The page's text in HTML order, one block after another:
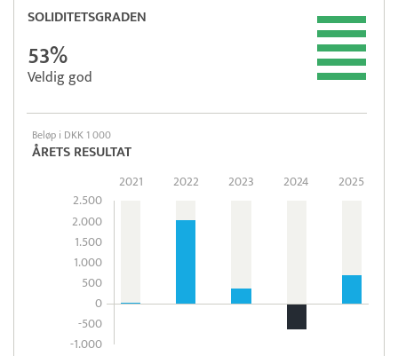
SOLIDITETSGRADEN
53%
Veldig god
Beløp i DKK 1 000
ÅRETS RESULTAT
2.500
2.000
1.500
1.000
500
0
-500
-1.000
2021 2022 2023 2024 2025